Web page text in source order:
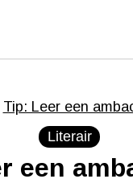
Literair
een